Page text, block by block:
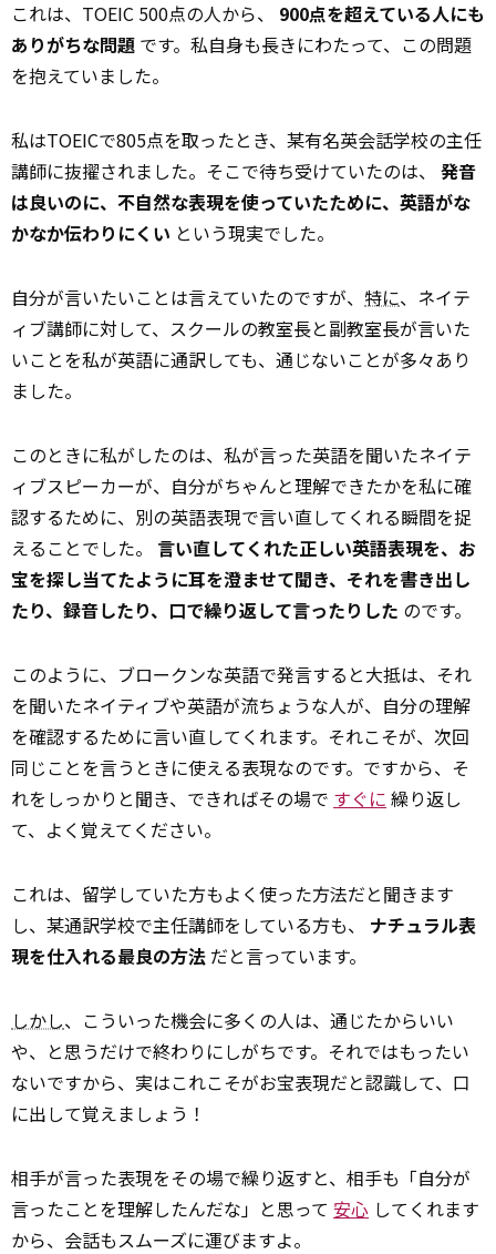
これは、TOEIC 500点の人から、 900点を超えている人にも
ありがちな問題 です。私自身も長きにわたって、この問題
を抱えていました。
私はTOEICで805点を取ったとき、某有名英会話学校の主任
講師に抜擢されました。そこで待ち受けていたのは、 発音
は良いのに、不自然な表現を使っていたために、英語がな
かなか伝わりにくい という現実でした。
自分が言いたいことは言えていたのですが、 特に、ネイテ
ィブ講師に対して、スクールの教室長と副教室長が言いた
いことを私が英語に通訳しても、通じないことが多々あり
ました。
このときに私がしたのは、私が言った英語を聞いたネイテ
ィブスピーカーが、自分がちゃんと理解できたかを私に確
認するために、別の英語表現で言い直してくれる瞬間を捉
えることでした。 言い直してくれた正しい英語表現を、お
宝を探し当てたように耳を澄ませて聞き、それを書き出し
たり、録音したり、口で繰り返して言ったりした のです。
このように、ブロークンな英語で発言すると大抵は、それ
を聞いたネイティブや英語が流ちょうな人が、自分の理解
を確認するために言い直してくれます。それこそが、次回
同じことを言うときに使える表現なのです。ですから、そ
れをしっかりと聞き、できればその場で すぐに 繰り返し
て、よく覚えてください。
これは、留学していた方もよく使った方法だと聞きます
し、某通訳学校で主任講師をしている方も、 ナチュラル表
現を仕入れる最良の方法 だと言っています。
しかし、こういった機会に多くの人は、通じたからいい
や、と思うだけで終わりにしがちです。それではもったい
ないですから、実はこれこそがお宝表現だと認識して、口
に出して覚えましょう！
相手が言った表現をその場で繰り返すと、相手も「自分が
言ったことを理解したんだな」と思って 安心 してくれます
から、会話もスムーズに運びますよ。